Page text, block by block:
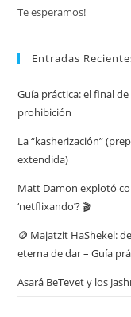
Te esperamos!
Entradas
Guía práctica: el final
prohibición
La “kasherización”
extendida)
Matt Damon explotó
‘netflixando’? 🎬
🪙 Majatzit HaShekel:
eterna de dar – Guía
Asará BeTevet y los